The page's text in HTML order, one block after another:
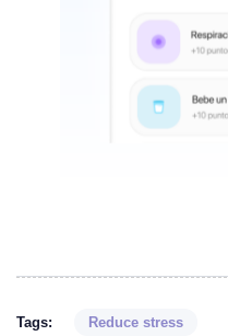
Tags: Reduce stress